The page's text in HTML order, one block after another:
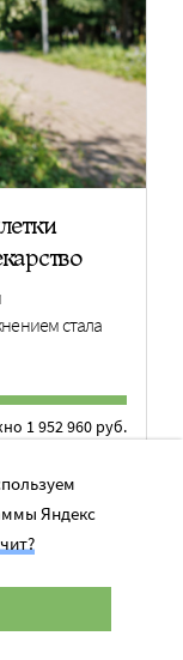
стала
1 952 960 руб.
Яндекс